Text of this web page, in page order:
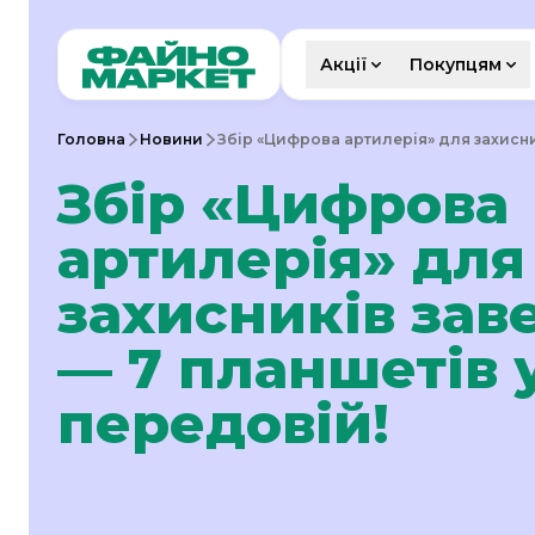
Акції Покупцям
Головна Новини Збір «Цифрова артилерія» для
Збір «Цифрова
артилерія» для
захисників
— 7 планшетів
передовій!